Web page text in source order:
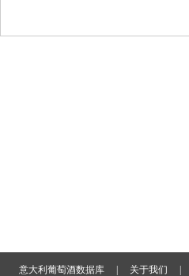
意大利葡萄酒数据库 关于我们